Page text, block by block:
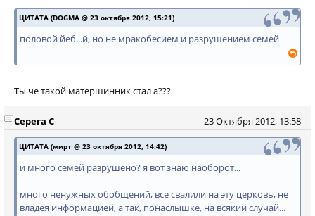
ЦИТАТА (DOGMA @ 23 октября 2012, 15:21)
половой йеб...й, но не мракобесием и разрушением семей
Ты че такой матершинник стал а???
23 Октября 2012, 13:58
Серега С
ЦИТАТА (мирт @ 23 октября 2012, 14:42)
и много семей разрушено? я вот знаю наоборот...
много ненужных обобщений, все свалили на эту церковь, не
владея информацией, а так, понаслышке, на всякий случай...